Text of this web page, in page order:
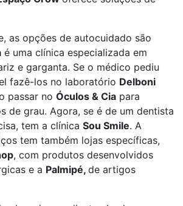
as opções de autocuidado são
é uma clínica especializada em
e garganta. Se o médico pediu
fazê-los no laboratório Delboni
passar no Óculos & Cia para
de grau. Agora, se é de um dentista
tem a clínica Sou Smile. A
tem também lojas específicas,
, com produtos desenvolvidos
e a Palmipé, de artigos